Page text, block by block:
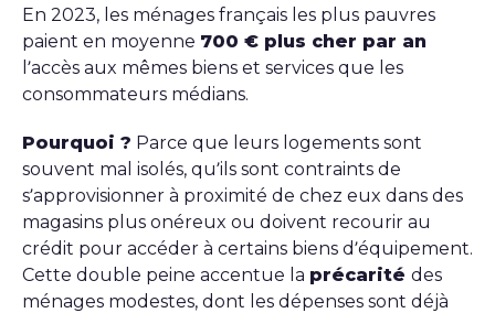
En 2023, les ménages français les plus pauvres
paient en moyenne 700 € plus cher par an
l’accès aux mêmes biens et services que les
consommateurs médians.
Pourquoi ? Parce que leurs logements sont
souvent mal isolés, qu’ils sont contraints de
s’approvisionner à proximité de chez eux dans des
magasins plus onéreux ou doivent recourir au
crédit pour accéder à certains biens d’équipement.
Cette double peine accentue la précarité des
ménages modestes, dont les dépenses sont déjà